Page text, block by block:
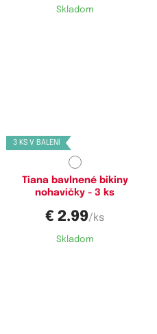
Skladom
3 KS V BALENÍ
Tiana bavlnené bikiny
nohavičky - 3 ks
€ 2.99/ks
Skladom